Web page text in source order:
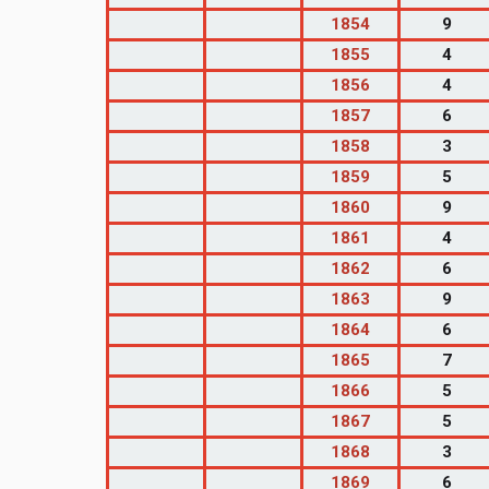
1854
9
1855
4
1856
4
1857
6
1858
3
1859
5
1860
9
1861
4
1862
6
1863
9
1864
6
1865
7
1866
5
1867
5
1868
3
1869
6